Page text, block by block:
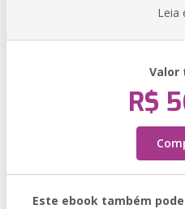
Leia
Valor
R$
Este ebook também